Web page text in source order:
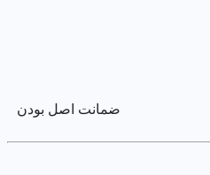
ضمانت اصل بودن